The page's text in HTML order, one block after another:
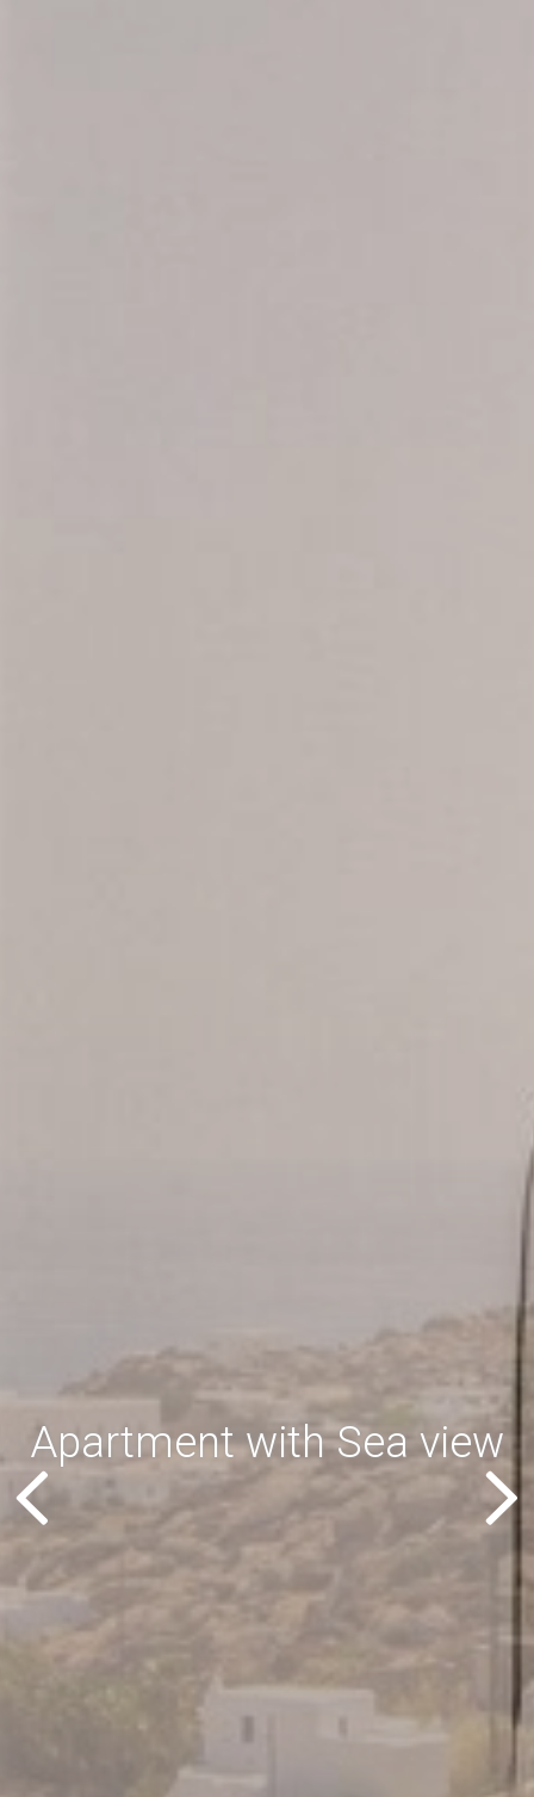
Apartment with Sea view